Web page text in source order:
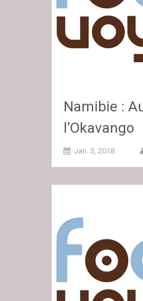
Namibie :
l’Okavango
Jan. 3, 2018